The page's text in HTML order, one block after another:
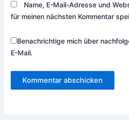
Name, E-Mail-Adresse und
für meinen nächsten Kommentar
Benachrichtige mich über
E-Mail.